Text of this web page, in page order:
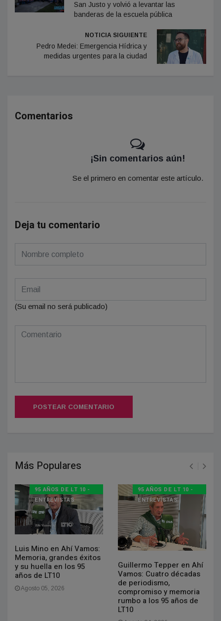
San Justo y volvió a levantar las
banderas de la escuela pública
NOTICIA SIGUIENTE
Pedro Medei: Emergencia Hídrica y
medidas urgentes para la ciudad
Comentarios
¡Sin comentarios aún!
Se el primero en comentar este artículo.
Deja tu comentario
(Su email no será publicado)
POSTEAR COMENTARIO
Más Populares
95 AÑOS DE LT 10 -
ENTREVISTAS
Luis Mino en Ahí Vamos:
Memoria, grandes éxitos
y su huella en los 95
años de LT10
Agosto 05, 2026
95 AÑOS DE LT 10 -
ENTREVISTAS
Guillermo Tepper en Ahí
Vamos: Cuatro décadas
de periodismo,
compromiso y memoria
rumbo a los 95 años de
LT10